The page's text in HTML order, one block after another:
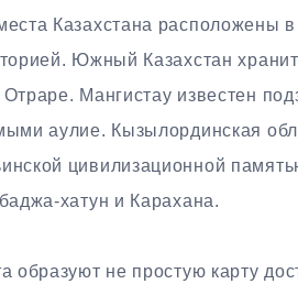
Казахстана расположены
Южный Казахстан
Мангистау известен
аулие. Кызылординская
цивилизационной
хатун и Карахана.
образуют не простую карту